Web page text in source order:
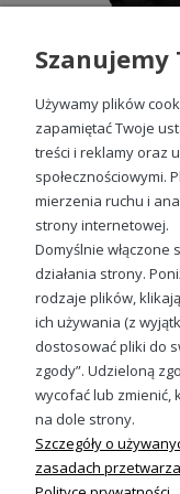
która przetrwa
Bluzy na
Nie tylko na
damskiedoskonale
Dzięki
nosić zarówno na
Odkryj
komfortem
idealny wybór na
uroczystości, a
naszychbluz na 30
one doskonałym
zarówno do
od okazji, nasze
przez cały dzień.
Świetny
urodziny
Szukasz idealnego
osoby? Nasze
Używamy plików
zapamiętać Twoje
treści i reklamy oraz
społecznościowymi.
mierzenia ruchu i
strony internetowej.
Domyślnie
działania strony.
rodzaje plików,
ich używania (z
dostosować pliki do
zgody”. Udzieloną
wycofać lub zmienić,
na dole strony.
Szczegóły o
zasadach